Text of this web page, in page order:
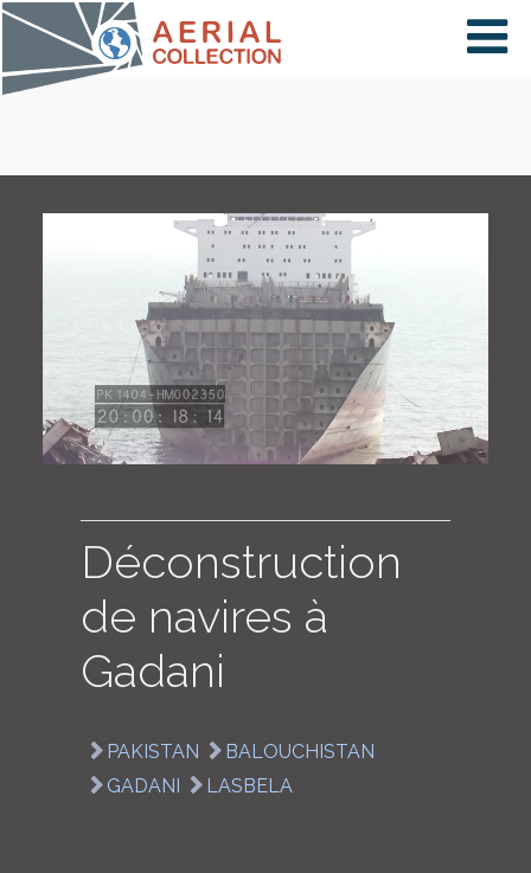
×
PAYS
CARTE
COLLECTIONS
LOGIN
Déconstruction
de navires à
Gadani
PAKISTAN
BALOUCHISTAN
GADANI
LASBELA